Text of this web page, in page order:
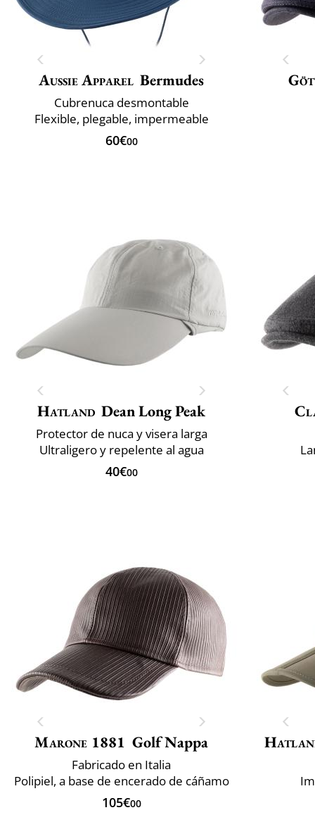
Aussie Apparel Bermudes
Cubrenuca desmontable
Flexible, plegable, impermeable
60€00
Hatland Dean Long Peak
Protector de nuca y visera larga
Ultraligero y repelente al agua
40€00
Marone 1881 Golf Nappa
Fabricado en Italia
Polipiel, a base de encerado de cáñamo
105€00